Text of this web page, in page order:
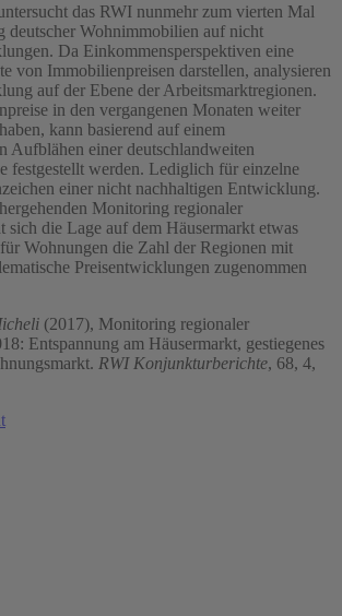
das RWI nunmehr zum vierten Mal
deutscher Wohnimmobilien auf nicht
Da Einkommensperspektiven eine
von Immobilienpreisen darstellen, analysieren
auf der Ebene der Arbeitsmarktregionen.
in den vergangenen Monaten weiter
kann basierend auf einem
Aufblähen einer deutschlandweiten
festgestellt werden. Lediglich für einzelne
einer nicht nachhaltigen Entwicklung.
Monitoring regionaler
sich die Lage auf dem Häusermarkt etwas
Wohnungen die Zahl der Regionen mit
Preisentwicklungen zugenommen
(2017), Monitoring regionaler
Entspannung am Häusermarkt, gestiegenes
RWI Konjunkturberichte, 68, 4,